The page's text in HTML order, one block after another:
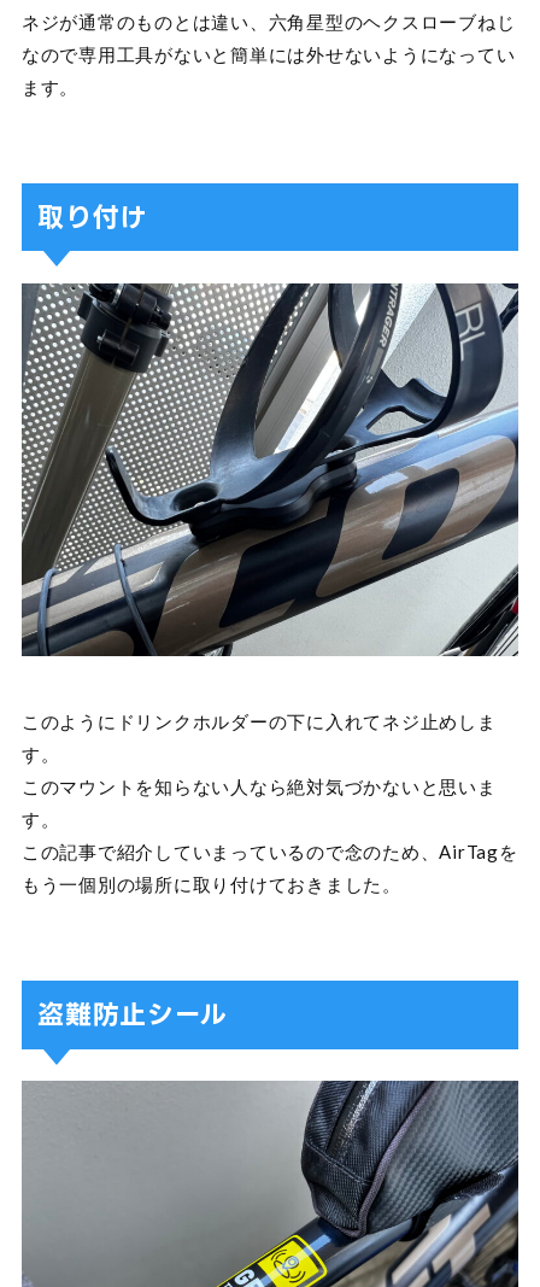
ネジが通常のものとは違い、六角星型のヘクスローブねじ
なので専用工具がないと簡単には外せないようになってい
ます。
取り付け
このようにドリンクホルダーの下に入れてネジ止めしま
す。
このマウントを知らない人なら絶対気づかないと思いま
す。
この記事で紹介していまっているので念のため、AirTagを
もう一個別の場所に取り付けておきました。
盗難防止シール